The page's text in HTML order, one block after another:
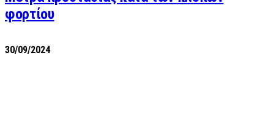
φορτίου
30/09/2024